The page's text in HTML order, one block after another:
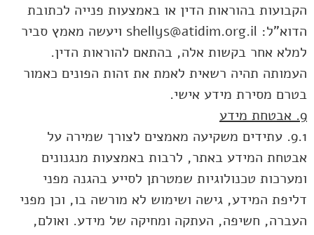
הקבועות בהוראות הדין או באמצעות פנייה לכתובת
הדוא"ל: shellys@atidim.org.il ויעשה מאמץ סביר
למלא אחר בקשות אלה, בהתאם להוראות הדין.
העמותה תהיה רשאית לאמת את זהות הפונים כאמור
בטרם מסירת מידע אישי.
9. אבטחת מידע
9.1. עתידים משקיעה מאמצים לצורך שמירה על
אבטחת המידע באתר, לרבות באמצעות מנגנונים
ומערכות טכנולוגיות שמטרתן לסייע בהגנה מפני
דליפת המידע, גישה ושימוש לא מורשה בו, וכן מפני
העברה, חשיפה, העתקה ומחיקה של מידע. ואולם,